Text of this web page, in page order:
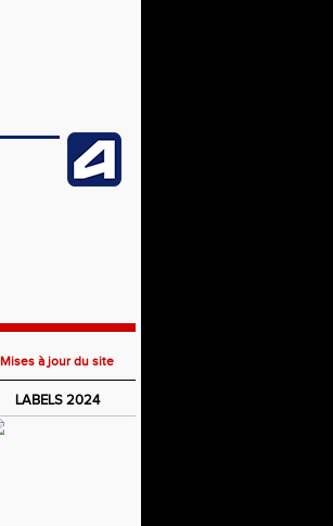
Mises à jour du site
LABELS 2024